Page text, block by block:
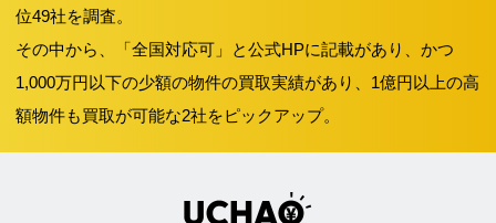
位49社を調査。
その中から、「全国対応可」と公式HPに記載があり、かつ
1,000万円以下の少額の物件の買取実績があり、1億円以上の高
額物件も買取が可能な2社をピックアップ。